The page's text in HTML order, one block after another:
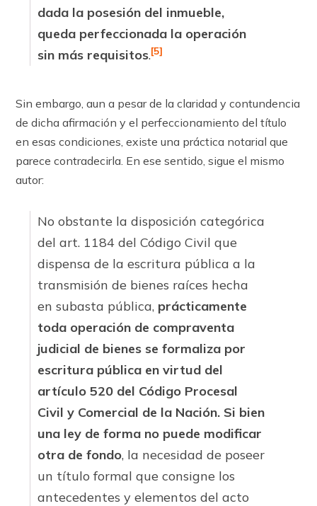
dada la posesión del inmueble,
queda perfeccionada la operación
sin más requisitos.[5]
Sin embargo, aun a pesar de la claridad y contundencia
de dicha afirmación y el perfeccionamiento del título
en esas condiciones, existe una práctica notarial que
parece contradecirla. En ese sentido, sigue el mismo
autor:
No obstante la disposición categórica
del art. 1184 del Código Civil que
dispensa de la escritura pública a la
transmisión de bienes raíces hecha
en subasta pública, prácticamente
toda operación de compraventa
judicial de bienes se formaliza por
escritura pública en virtud del
artículo 520 del Código Procesal
Civil y Comercial de la Nación. Si bien
una ley de forma no puede modificar
otra de fondo, la necesidad de poseer
un título formal que consigne los
antecedentes y elementos del acto